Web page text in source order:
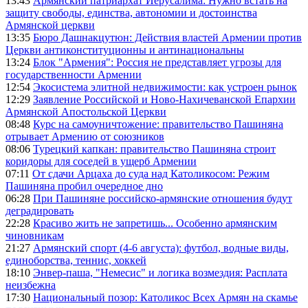
защиту свободы, единства, автономии и достоинства
Армянской церкви
13:35 Бюро Дашнакцутюн: Действия властей Армении против
Церкви антиконституционны и антинациональны
13:24 Блок "Армения": Россия не представляет угрозы для
государственности Армении
12:54 Экосистема элитной недвижимости: как устроен рынок
12:29 Заявление Российской и Ново-Нахичеванской Епархии
Армянской Апостольской Церкви
08:48 Курс на самоуничтожение: правительство Пашиняна
отрывает Армению от союзников
08:06 Турецкий капкан: правительство Пашиняна строит
коридоры для соседей в ущерб Армении
07:11 От сдачи Арцаха до суда над Католикосом: Режим
Пашиняна пробил очередное дно
06:28 При Пашиняне российско-армянские отношения будут
деградировать
22:28 Красиво жить не запретишь... Особенно армянским
чиновникам
21:27 Армянский спорт (4-6 августа): футбол, водные виды,
единоборства, теннис, хоккей
18:10 Энвер-паша, "Немесис" и логика возмездия: Расплата
неизбежна
17:30 Национальный позор: Католикос Всех Армян на скамье